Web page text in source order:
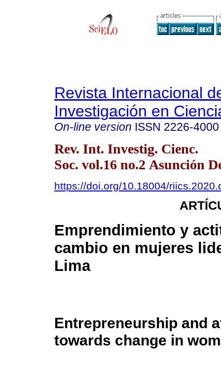
Revista Internacional
Investigación en
On-line version ISSN 2226-4000
Rev. Int. Investig. Cienc.
Soc. vol.16 no.2 Asunción
https://doi.org/10.18004/
Emprendimiento y
cambio en mujeres
Lima
Entrepreneurship and
towards change in